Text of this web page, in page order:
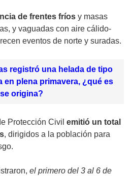
de frentes fríos y masas
y vaguadas con aire cálido-
eventos de norte y suradas.
registró una helada de tipo
en plena primavera, ¿qué es
origina?
Protección Civil emitió un total
, dirigidos a la población para
el primero del 3 al 6 de